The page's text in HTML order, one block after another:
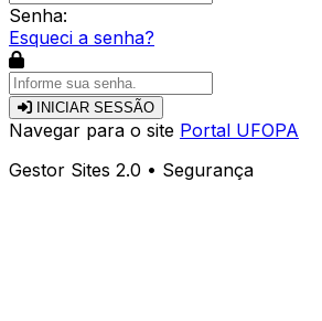
Senha:
Esqueci a senha?
INICIAR SESSÃO
Navegar para o site Portal UFOPA
Gestor Sites 2.0 • Segurança